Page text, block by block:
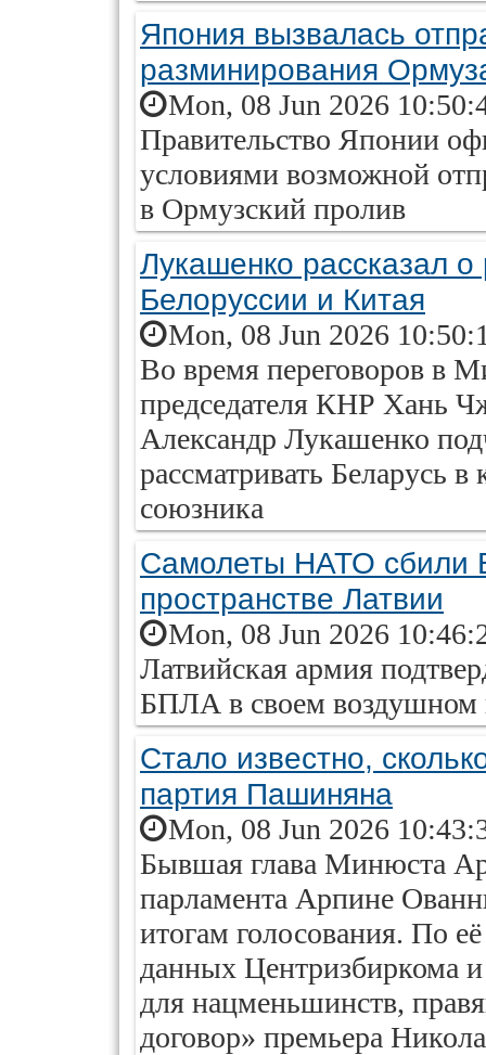
Япония вызвалась
разминирования
Mon, 08 Jun 2026
Правительство Японии
условиями возможной
в Ормузский пролив
Лукашенко рассказал
Белоруссии и Китая
Mon, 08 Jun 2026
Во время переговоров в
председателя КНР Хань
Александр Лукашенко
рассматривать Беларусь в
союзника
Самолеты НАТО сбили
пространстве Латвии
Mon, 08 Jun 2026
Латвийская армия
БПЛА в своем воздушном
Стало известно,
партия Пашиняна
Mon, 08 Jun 2026
Бывшая глава Минюста
парламента Арпине
итогам голосования. По
данных Центризбиркома
для нацменьшинств,
договор» премьера